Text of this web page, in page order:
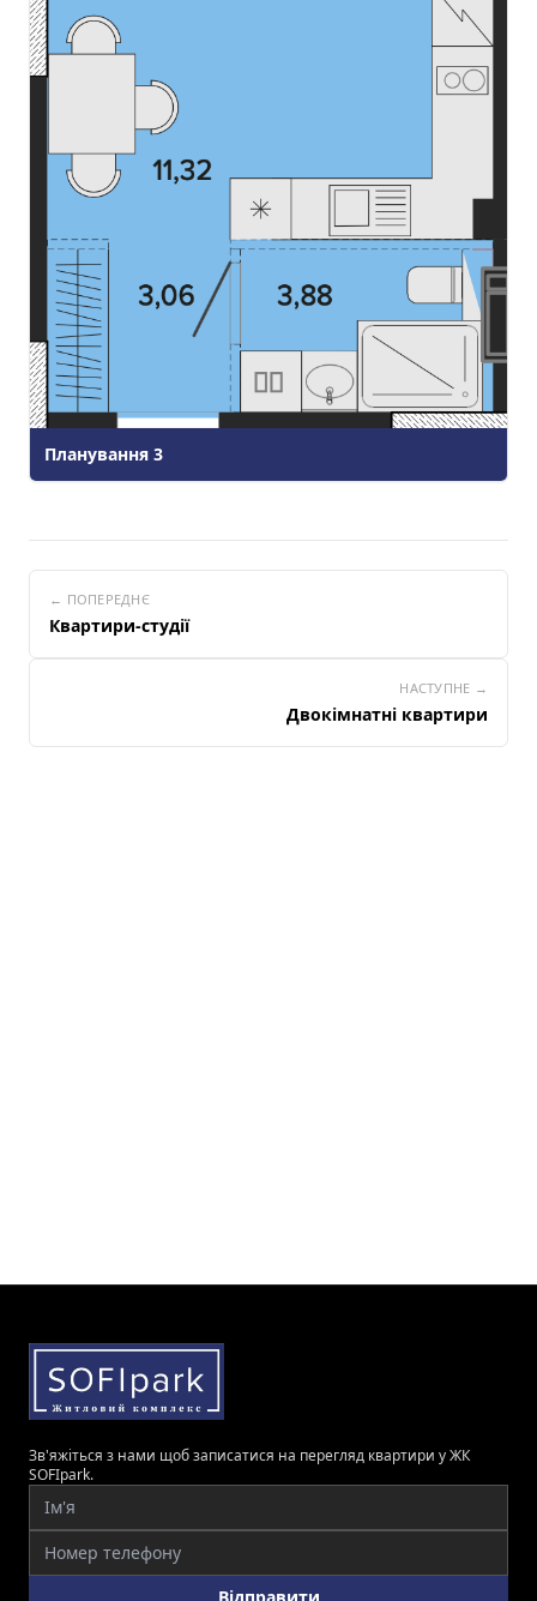
Планування 3
← ПОПЕРЕДНЄ
Квартири-студії
НАСТУПНЕ →
Двокімнатні квартири
Зв'яжіться з нами щоб записатися на перегляд квартири у ЖК
SOFIpark.